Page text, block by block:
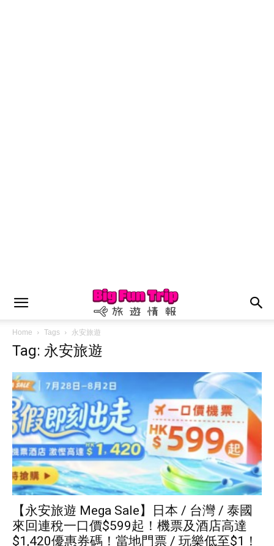
Home Tags 永安旅遊
Tag: 永安旅遊
【永安旅遊 Mega Sale】日本 / 台灣 / 泰國
來回連稅一口價$599起！機票及酒店高達
$1,420優惠券碼！當地門票 / 玩樂低至$1！